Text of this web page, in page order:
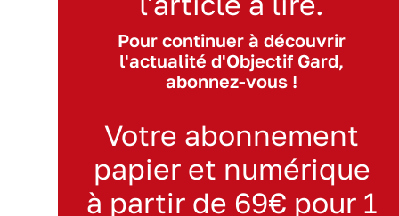
Pour continuer à découvrir
l'actualité d'Objectif Gard,
abonnez-vous !
Votre abonnement
papier et numérique
à partir de 69€ pour 1